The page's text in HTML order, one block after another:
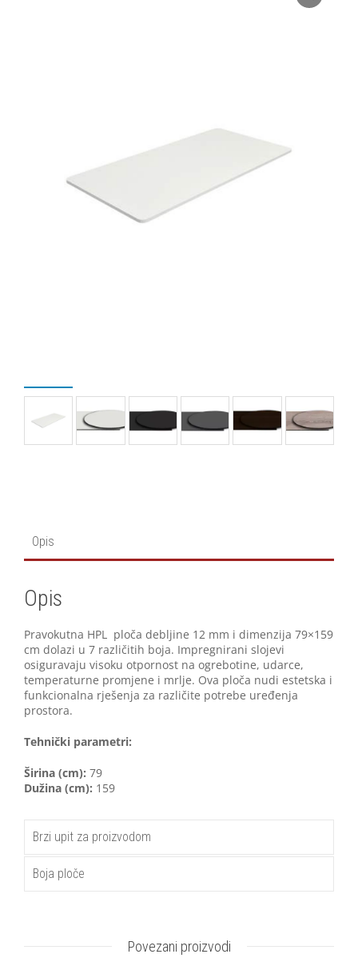
Opis
Opis
Pravokutna HPL ploča debljine 12 mm i dimenzija 79×159
cm dolazi u 7 različitih boja. Impregnirani slojevi
osiguravaju visoku otpornost na ogrebotine, udarce,
temperaturne promjene i mrlje. Ova ploča nudi estetska i
funkcionalna rješenja za različite potrebe uređenja
prostora.
Tehnički parametri:
Širina (cm): 79
Dužina (cm): 159
Brzi upit za proizvodom
Boja ploče
Povezani proizvodi